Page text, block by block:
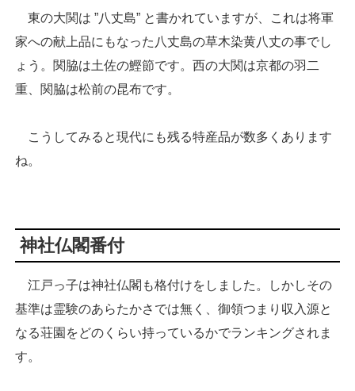
東の大関は ”八丈島” と書かれていますが、これは将軍
家への献上品にもなった八丈島の草木染黄八丈の事でし
ょう。関脇は土佐の鰹節です。西の大関は京都の羽二
重、関脇は松前の昆布です。
こうしてみると現代にも残る特産品が数多くあります
ね。
神社仏閣番付
江戸っ子は神社仏閣も格付けをしました。しかしその
基準は霊験のあらたかさでは無く、御領つまり収入源と
なる荘園をどのくらい持っているかでランキングされま
す。